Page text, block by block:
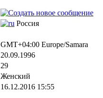
Россия
GMT+04:00 Europe/Samara
20.09.1996
29
Женский
16.12.2016 15:55